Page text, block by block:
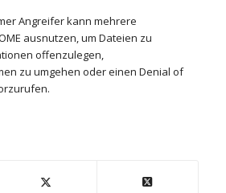
Angreifer kann mehrere
ausnutzen, um Dateien zu
offenzulegen,
zu umgehen oder einen Denial of